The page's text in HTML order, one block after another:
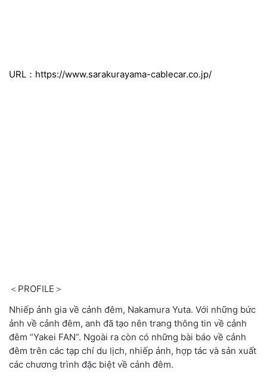
URL： https://www.sarakurayama-cablecar.co.jp/
＜PROFILE＞
Nhiếp ảnh gia về cảnh đêm, Nakamura Yuta. Với những bức
ảnh về cảnh đêm, anh đã tạo nên trang thông tin về cảnh
đêm “Yakei FAN”. Ngoài ra còn có những bài báo về cảnh
đêm trên các tạp chí du lịch, nhiếp ảnh, hợp tác và sản xuất
các chương trình đặc biệt về cảnh đêm.